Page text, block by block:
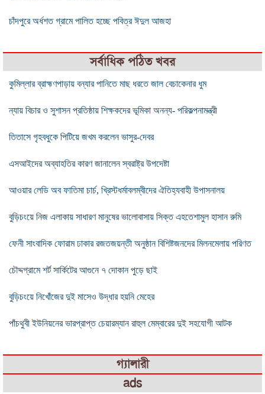
চাঁদপুরে অর্ধশত গ্রামে পালিত হচ্ছে পবিত্র ঈদুল আজহা
সর্বাধিক পঠিত খবর
কুমিল্লার ব্রাহ্মণপাড়ায় বন্যার পানিতে মাছ ধরতে জাল বেচাকেনার ধুম
ন্যায় বিচার ও সুশাসন প্রতিষ্ঠায় শিক্ষকদের ভূমিকা অনন্য- পরিকল্পনামন্ত্রী
তিতাসে গৃহবধুকে পিটিয়ে জখম করলেন ভাসুর-দেবর
এসআইদের অব্যাহতির কারণ জানালেন স্বরাষ্ট্র উপদেষ্টা
আওয়ার লেডি অব ফাতিমা চার্চ, খ্রিস্টধর্মাবলম্বীদের ঐতিহ্যবাহী উপাসনালয়
বুড়িচংয়ে নিজ এলাকায় সাধারণ মানুষের ভালোবাসায় সিক্ত এহতেশামুল হাসান রুমি
ফেনী সাংবাদিক ফোরাম ঢাকার রজতজয়ন্তী অনুষ্ঠান বিশিষ্টজনদের মিলনমেলায় পরিণত
চৌদ্দগ্রামে শর্ট সার্কিটের আগুনে ৭ দোকান পুড়ে ছাই
বুড়িচংয়ে নিখোঁজের দুই মাসেও উদ্ধার হয়নি মেহের
পাঁচথুবী ইউনিয়নের ভারপ্রাপ্ত চেয়ারম্যান রাহুল মেম্বারের দুই সহযোগী আটক
গ্যালারী
ads